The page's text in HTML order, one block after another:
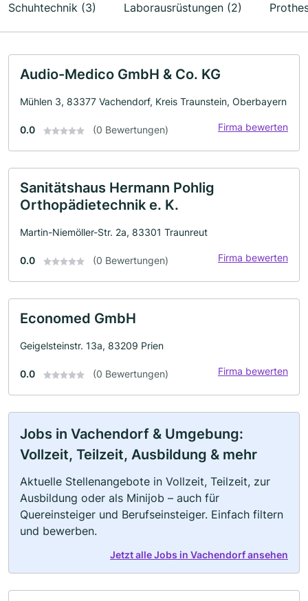
Schuhtechnik (3) Laborausrüstungen (2)
Audio-Medico GmbH & Co. KG
Mühlen 3, 83377 Vachendorf, Kreis Traunstein, Oberbayern
0.0 (0 Bewertungen) Firma bewerten
Sanitätshaus Hermann Pohlig
Orthopädietechnik e. K.
Martin-Niemöller-Str. 2a, 83301 Traunreut
0.0 (0 Bewertungen) Firma bewerten
Economed GmbH
Geigelsteinstr. 13a, 83209 Prien
0.0 (0 Bewertungen) Firma bewerten
Jobs in Vachendorf & Umgebung:
Vollzeit, Teilzeit, Ausbildung & mehr
Aktuelle Stellenangebote in Vollzeit, Teilzeit, zur
Ausbildung oder als Minijob – auch für
Quereinsteiger und Berufseinsteiger. Einfach filtern
und bewerben.
Jetzt alle Jobs in Vachendorf ansehen